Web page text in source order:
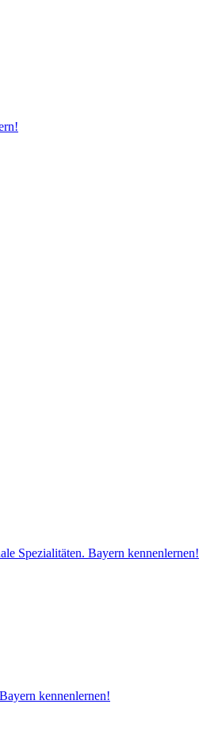
Spezialitäten. Bayern kennenlernen!
kennenlernen!